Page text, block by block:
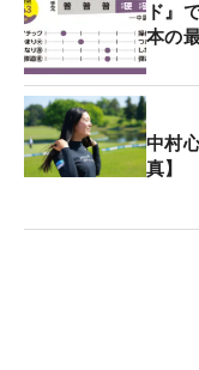
ド』
本の
中村
真】